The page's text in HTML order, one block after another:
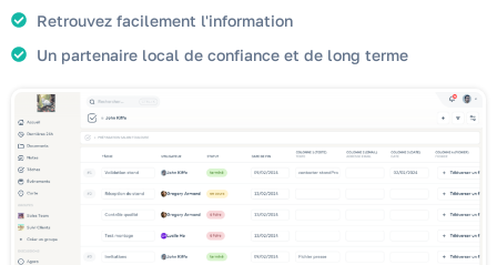
Retrouvez facilement l'information
Un partenaire local de confiance et de long terme